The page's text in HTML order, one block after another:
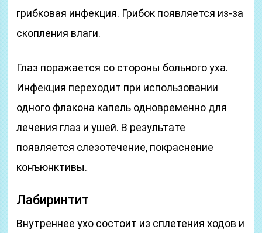
грибковая инфекция. Грибок появляется из-за
скопления влаги.
Глаз поражается со стороны больного уха.
Инфекция переходит при использовании
одного флакона капель одновременно для
лечения глаз и ушей. В результате
появляется слезотечение, покраснение
конъюнктивы.
Лабиринтит
Внутреннее ухо состоит из сплетения ходов и